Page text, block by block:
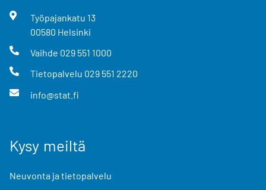
Työpajankatu 13
00580 Helsinki
Vaihde 029 551 1000
Tietopalvelu 029 551 2220
info@stat.fi
Kysy meiltä
Neuvonta ja tietopalvelu